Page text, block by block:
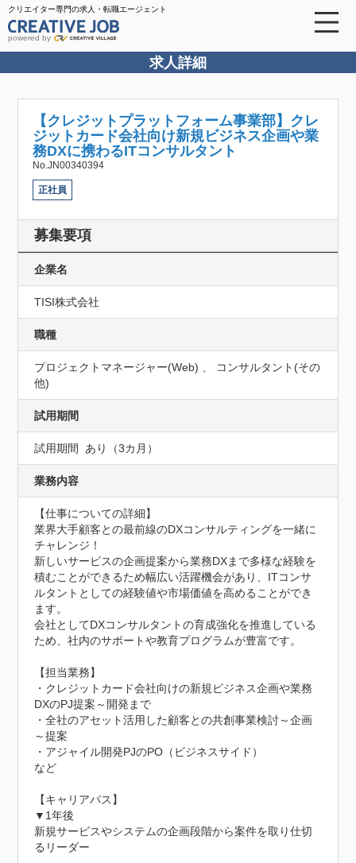
クリエイター専門の求人・転職エージェント
powered by
求人詳細
【クレジットプラットフォーム事業部】クレ
ジットカード会社向け新規ビジネス企画や業
務DXに携わるITコンサルタント
No.JN00340394
正社員
募集要項
企業名
TISI株式会社
職種
プロジェクトマネージャー(Web) 、 コンサルタント(その
他)
試用期間
試用期間	あり（3カ月）
業務内容
【仕事についての詳細】
業界大手顧客との最前線のDXコンサルティングを一緒に
チャレンジ！
新しいサービスの企画提案から業務DXまで多様な経験を
積むことができるため幅広い活躍機会があり、ITコンサ
ルタントとしての経験値や市場価値を高めることができ
ます。
会社としてDXコンサルタントの育成強化を推進している
ため、社内のサポートや教育プログラムが豊富です。
【担当業務】
・クレジットカード会社向けの新規ビジネス企画や業務
DXのPJ提案～開発まで
・全社のアセット活用した顧客との共創事業検討～企画
～提案
・アジャイル開発PJのPO（ビジネスサイド）
など
【キャリアパス】
▼1年後
新規サービスやシステムの企画段階から案件を取り仕切
るリーダー